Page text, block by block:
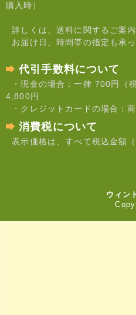
購入時）
詳しくは、送料に関するご案内
お届け日、時間帯の指定も承っ
代引手数料について
・現金の場合：一律 700円（
4,800円
・クレジットカードの場合：
消費税について
表示価格は、すべて税込金額
ウィン